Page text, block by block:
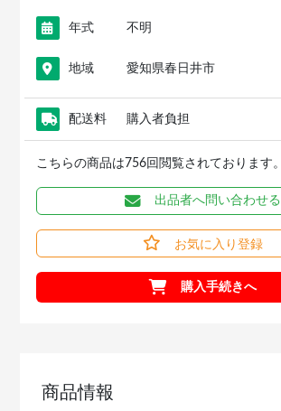
年式 不明
地域 愛知県春日井市
配送料 購入者負担
こちらの商品は756回閲覧されております。
出品者へ問い合わせる
お気に入り登録
購入手続きへ
商品情報